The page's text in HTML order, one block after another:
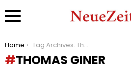
You are here:
Home Tag Archives: Thomas Giner
THOMAS GINER